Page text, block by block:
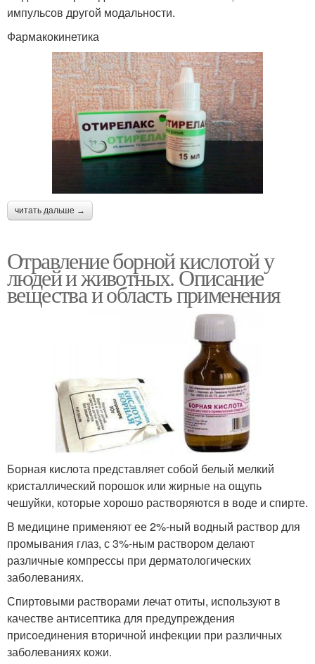
импульсов другой модальности.
Фармакокинетика
читать дальше →
Отравление борной кислотой у
людей и животных. Описание
вещества и область применения
Борная кислота представляет собой белый мелкий
кристаллический порошок или жирные на ощупь
чешуйки, которые хорошо растворяются в воде и спирте.
В медицине применяют ее 2%-ный водный раствор для
промывания глаз, с 3%-ным раствором делают
различные компрессы при дерматологических
заболеваниях.
Спиртовыми растворами лечат отиты, используют в
качестве антисептика для предупреждения
присоединения вторичной инфекции при различных
заболеваниях кожи.